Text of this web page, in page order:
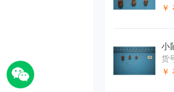
￥
小
货
￥